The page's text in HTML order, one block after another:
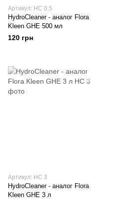
Артикул: HC 0.5
HydroCleaner - аналог Flora
Kleen GHE 500 мл
120 грн
Артикул: HC 3
HydroCleaner - аналог Flora
Kleen GHE 3 л